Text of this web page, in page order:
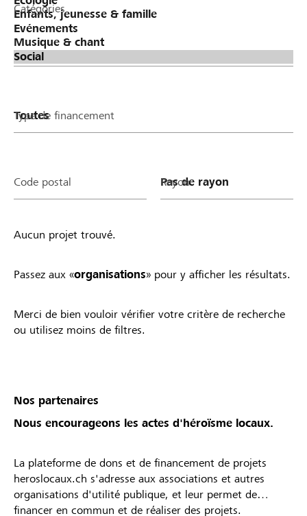
Catégories
Type de financement
Code postal Rayon
Aucun projet trouvé.
Passez aux «organisations» pour y afficher les résultats.
Merci de bien vouloir vérifier votre critère de recherche
ou utilisez moins de filtres.
Nos partenaires
Nous encourageons les actes d'héroïsme locaux.
La plateforme de dons et de financement de projets
heroslocaux.ch s'adresse aux associations et autres
organisations d'utilité publique, et leur permet de
financer en commun et de réaliser des projets.